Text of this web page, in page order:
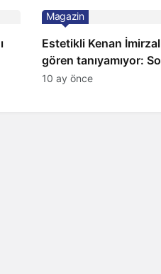
Estetikli Kenan
gören tanıyamıyor:
şaşırttı
Magazin
10 ay önce